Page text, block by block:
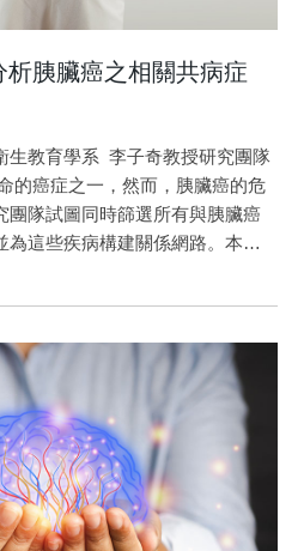
析胰臟癌之相關共病症
生教育學系 李子奇教授研究團隊
癌症之一，然而，胰臟癌的危
團隊試圖同時篩選所有與胰臟癌
為這些疾病構建關係網路。本研
。逐步二元邏輯斯迴歸用來分析
、2年以前…9年以前的既往疾
相關疾病與胰臟癌之間的關係路
確診1年以前，與胰臟癌顯著相關
9種，負相關2種。路徑分析顯示
響的先前疾病，而失智症則與胰
消化性潰瘍和消化系統疾病為胰